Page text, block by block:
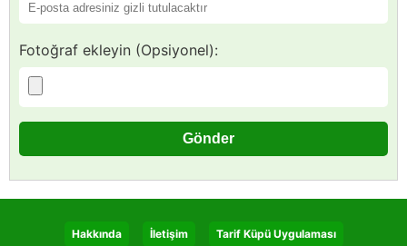
Fotoğraf ekleyin (Opsiyonel):
Hakkında İletişim Tarif Küpü Uygulaması